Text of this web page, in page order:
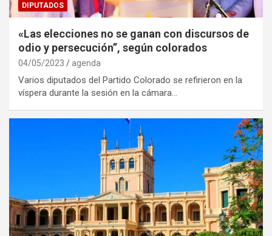
DIPUTADOS
«Las elecciones no se ganan con discursos de
odio y persecución”, según colorados
04/05/2023 agenda
Varios diputados del Partido Colorado se refirieron en la
víspera durante la sesión en la cámara…